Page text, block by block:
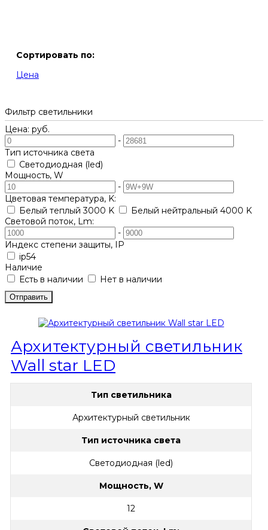
Сортировать по:
Цена
Фильтр светильники
Цена: руб.
-
Тип источника света
Светодиодная (led)
Мощность, W
-
Цветовая температура, K:
Белый теплый 3000 K
Белый нейтральный 4000 K
Световой поток, Lm:
-
Индекс степени защиты, IP
ip54
Наличие
Есть в наличии
Нет в наличии
Архитектурный светильник
Wall star LED
Тип светильника
Архитектурный светильник
Тип источника света
Светодиодная (led)
Мощность, W
12